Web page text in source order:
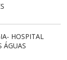
HOSPITAL
ÁGUAS